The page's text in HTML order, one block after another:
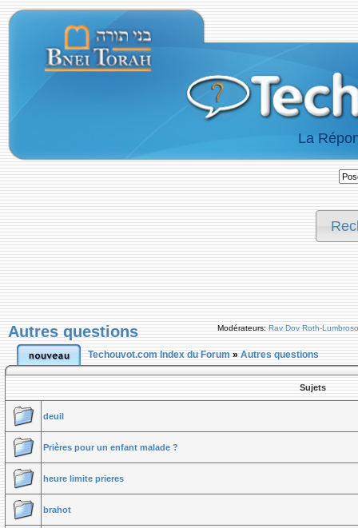
La
Autres questions Modérateurs: Rav Dov Roth-Lumbroso
Techouvot.com Index du Forum » Autres questions
Sujets
deuil
Prières pour un enfant malade ?
heure limite prieres
brahot